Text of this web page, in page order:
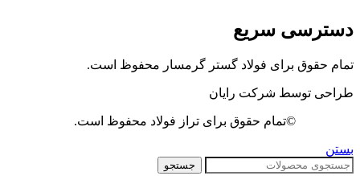
دسترسی سریع
تمام حقوق برای فولاد گستر گرمسار محفوظ است.
طراحی توسط شرکت رایان
©تمام حقوق برای تراز فولاد محفوظ است.
بستن
جستجو